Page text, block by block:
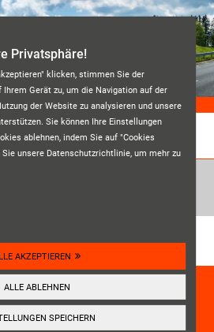
Privatsphäre!
klicken, stimmen Sie der
Ihrem Gerät zu, um die Navigation auf der
der Website zu analysieren und unsere
Sie können Ihre Einstellungen
ablehnen, indem Sie auf "Cookies
unsere Datenschutzrichtlinie, um mehr zu
AKZEPTIEREN
ALLE ABLEHNEN
SPEICHERN
DONIS
HIER ANSEHEN
☰